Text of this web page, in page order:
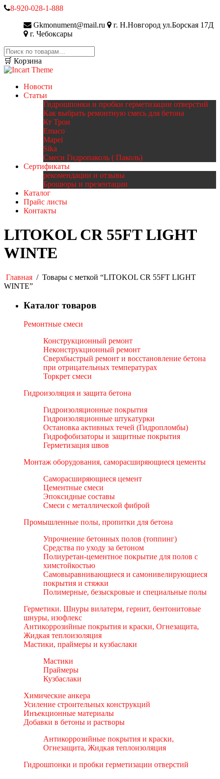
8-920-028-1-888
Gkmonument@mail.ru
г. Н.Новгород ул.Борская 17Д
г. Чебоксары
Искать:
🛒 Корзина
Новости
Статьи
Гидрошпонки и пробки герметизации отверстий
Как выбрать ремонтную смесь для бетона
Кт Трон
Emaco
Mapei
Sika
Смеси Гидропаколь ( Паколь)
Сертификаты
рекомендации и отзывы
Брошюры и презентации
Каталог
Прайс листы
Контакты
LITOKOL CR 55FT LIGHT
WINTE
Главная / Товары с меткой “LITOKOL CR 55FT LIGHT
WINTE”
Каталог товаров
Ремонтные смеси
Конструкционный ремонт
Неконструкционный ремонт
Сверхбыстрый ремонт и восстановление бетона
при отрицательных температурах
Торкрет смеси
Гидроизоляция и защита бетона
Гидроизоляционные покрытия
Гидроизоляционные штукатурки
Остановка активных течей (Гидропломбы)
Гидрофобизаторы и защитные покрытия
Герметизация швов
Монтаж оборудования, саморасширяющиеся цементы
Саморасширяющиеся цемент
Цементные смеси
Эпоксидные составы
Смеси с металлической фиброй
Промышленные полы, пропитки для бетона
Упрочнение бетонных полов (топпинг)
Средства по уходу за бетоном
Полиуретан-цементное покрытие для полов с
химстойкостью
Самовыравнивающиеся и самонивелирующиеся
покрытия и стяжки
Полимерные, безыскровые и специальные полы
Герметики. Шнуры вилатерм, гернит, бентонитовые
шнуры, изофлекс
Антикоррозийные покрытия и краски, Огнезащита,
Жидкая теплоизоляция
Мастики, праймеры и кузбаслаки
Мастики
Праймеры
Кузбаслаки
Химические анкера
Усиление строительных конструкций
Инъекционные материалы
Добавки в бетоны и растворы
Антикоррозийные покрытия и краски,
Огнезащита, Жидкая теплоизоляция
Гидрошпонки и пробки герметизации отверстий